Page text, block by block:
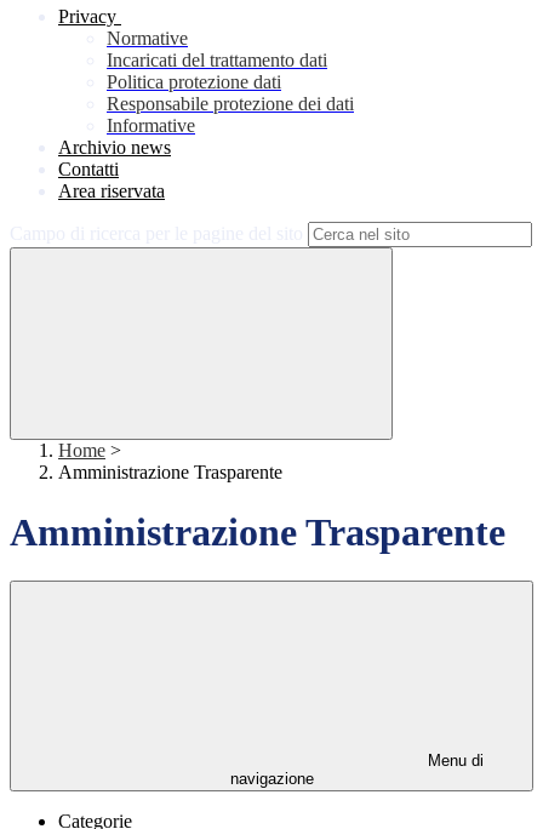
Privacy
Normative
Incaricati del trattamento dati
Politica protezione dati
Responsabile protezione dei dati
Informative
Archivio news
Contatti
Area riservata
Home >
Amministrazione Trasparente
Amministrazione Trasparente
Menu di
navigazione
Categorie